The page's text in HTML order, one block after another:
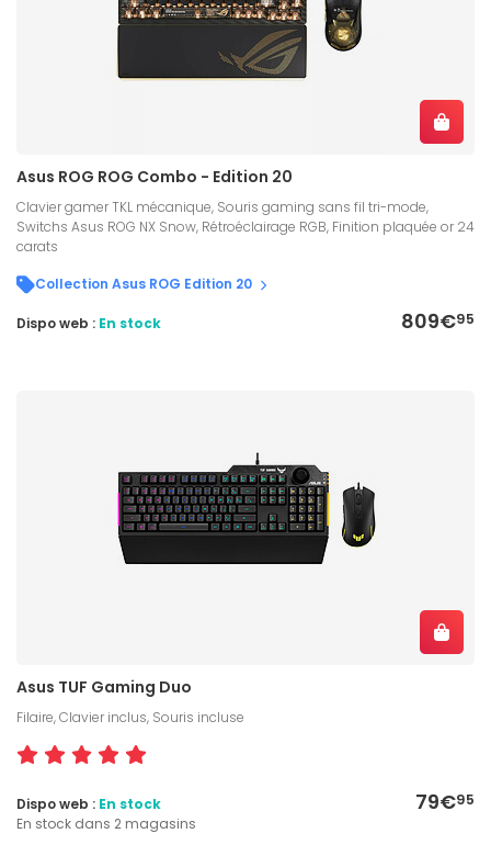
Asus ROG ROG Combo - Edition 20
Clavier gamer TKL mécanique, Souris gaming sans fil tri-mode,
Switchs Asus ROG NX Snow, Rétroéclairage RGB, Finition plaquée or 24
carats
Collection Asus ROG Edition 20
809€95
Dispo web : En stock
Asus TUF Gaming Duo
Filaire, Clavier inclus, Souris incluse
79€95
Dispo web : En stock
En stock dans 2 magasins